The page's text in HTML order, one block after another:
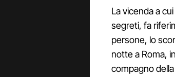
La vicenda a
segreti, fa
persone, lo
notte a Roma,
compagno